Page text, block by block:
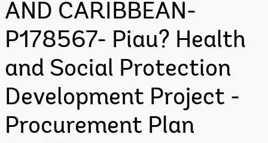
AND CARIBBEAN-
P178567- Piau? Health
and Social Protection
Development Project -
Procurement Plan